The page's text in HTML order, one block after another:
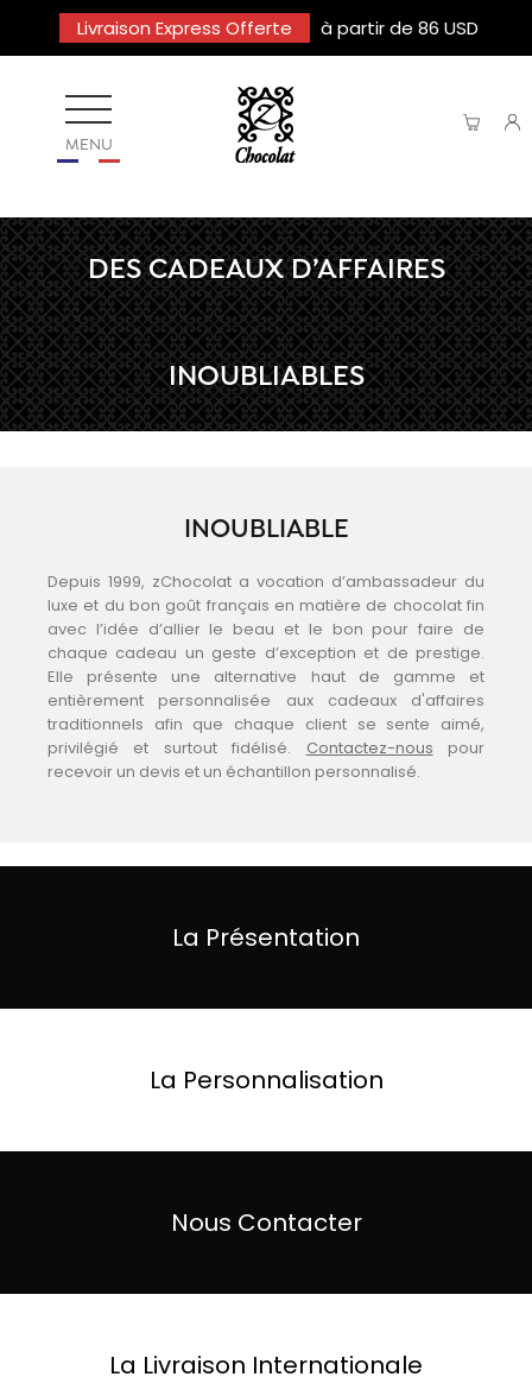
Livraison Express Offerte à partir de 86 USD
MENU
DES CADEAUX D’AFFAIRES
INOUBLIABLES
INOUBLIABLE
Depuis 1999, zChocolat a vocation d’ambassadeur du
luxe et du bon goût français en matière de chocolat fin
avec l’idée d’allier le beau et le bon pour faire de
chaque cadeau un geste d’exception et de prestige.
Elle présente une alternative haut de gamme et
entièrement personnalisée aux cadeaux d'affaires
traditionnels afin que chaque client se sente aimé,
privilégié et surtout fidélisé. Contactez-nous pour
recevoir un devis et un échantillon personnalisé.
La Présentation
La Personnalisation
La Livraison Internationale
Nous Contacter